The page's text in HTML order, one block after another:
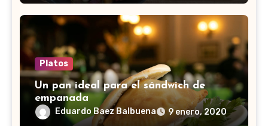
Platos
Un pan ideal para el sándwich de
empanada
Eduardo Baez Balbuena 9 enero, 2020